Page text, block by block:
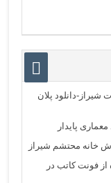
شیراز-دانلود پلان
پایدار
خانه محتشم شیراز
از فونت کاتب در